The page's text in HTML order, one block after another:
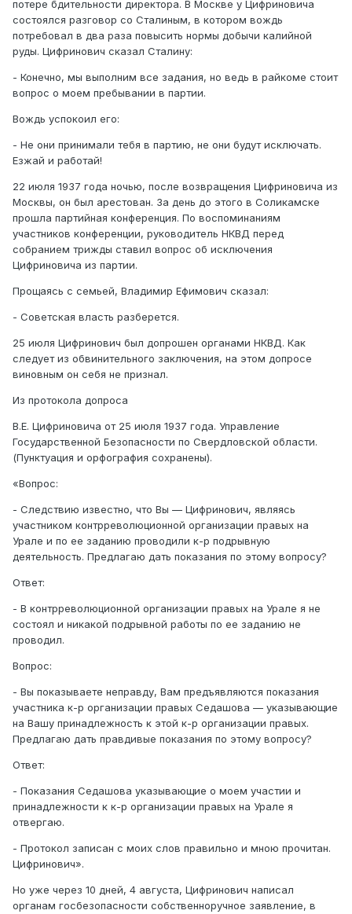
потере бдительности директора. В Москве у Цифриновича
состоялся разговор со Сталиным, в котором вождь
потребовал в два раза повысить нормы добычи калийной
руды. Цифринович сказал Сталину:
- Конечно, мы выполним все задания, но ведь в райкоме стоит
вопрос о моем пребывании в партии.
Вождь успокоил его:
- Не они принимали тебя в партию, не они будут исключать.
Езжай и работай!
22 июля 1937 года ночью, после возвращения Цифриновича из
Москвы, он был арестован. За день до этого в Соликамске
прошла партийная конференция. По воспоминаниям
участников конференции, руководитель НКВД перед
собранием трижды ставил вопрос об исключения
Цифриновича из партии.
Прощаясь с семьей, Владимир Ефимович сказал:
- Советская власть разберется.
25 июля Цифринович был допрошен органами НКВД. Как
следует из обвинительного заключения, на этом допросе
виновным он себя не признал.
Из протокола допроса
В.Е. Цифриновича от 25 июля 1937 года. Управление
Государственной Безопасности по Свердловской области.
(Пунктуация и орфография сохранены).
«Вопрос:
- Следствию известно, что Вы — Цифринович, являясь
участником контрреволюционной организации правых на
Урале и по ее заданию проводили к-р подрывную
деятельность. Предлагаю дать показания по этому вопросу?
Ответ:
- В контрреволюционной организации правых на Урале я не
состоял и никакой подрывной работы по ее заданию не
проводил.
Вопрос:
- Вы показываете неправду, Вам предъявляются показания
участника к-р организации правых Седашова — указывающие
на Вашу принадлежность к этой к-р организации правых.
Предлагаю дать правдивые показания по этому вопросу?
Ответ:
- Показания Седашова указывающие о моем участии и
принадлежности к к-р организации правых на Урале я
отвергаю.
- Протокол записан с моих слов правильно и мною прочитан.
Цифринович».
Но уже через 10 дней, 4 августа, Цифринович написал
органам госбезопасности собственноручное заявление, в